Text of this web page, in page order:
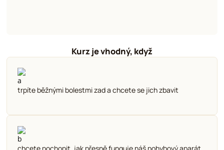
Kurz je vhodný, když
trpíte běžnými bolestmi zad a chcete se jich zbavit